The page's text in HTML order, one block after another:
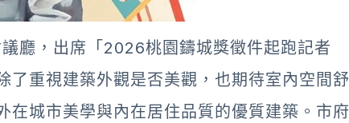
廳，出席「2026桃園鑄城獎徵件起跑記者
了重視建築外觀是否美觀，也期待室內空間舒
在城市美學與內在居住品質的優質建築。市府